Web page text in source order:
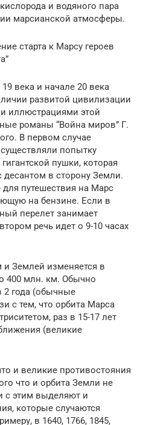
и водяного пара
марсианской атмосферы.
старта к Марсу героев
19 века и начале 20 века
развитой цивилизации
иллюстрациями этой
романы “Война миров” Г.
В первом случае
попытку
пушки, которая
в сторону Земли.
путешествия на Марс
на бензине. Если в
перелет занимает
речь идет о 9-10 часах
Землей изменяется в
400 млн. км. Обычно
2 года (обычные
с тем, что орбита Марса
раз в 15-17 лет
(великие
и великие противостояния
что и орбита Земли не
с этим выделяют и
которые случаются
в 1640, 1766, 1845,